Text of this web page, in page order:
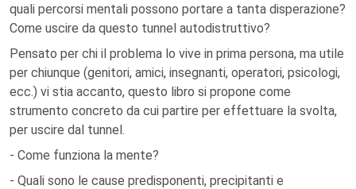
quali percorsi mentali possono portare a tanta disperazione?
Come uscire da questo tunnel autodistruttivo?
Pensato per chi il problema lo vive in prima persona, ma utile
per chiunque (genitori, amici, insegnanti, operatori, psicologi,
ecc.) vi stia accanto, questo libro si propone come
strumento concreto da cui partire per effettuare la svolta,
per uscire dal tunnel.
- Come funziona la mente?
- Quali sono le cause predisponenti, precipitanti e